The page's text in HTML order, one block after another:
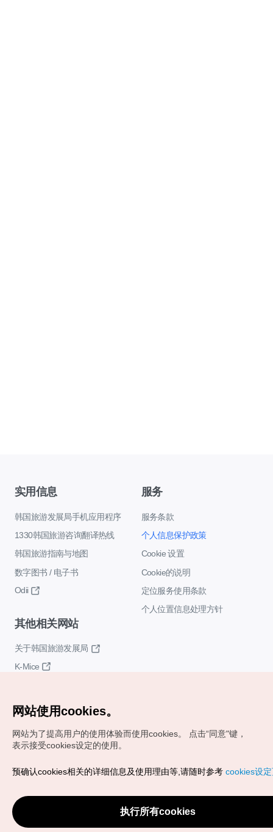
实用信息
韩国旅游发展局手机应用程序
1330韩国旅游咨询翻译热线
韩国旅游指南与地图
数字图书 / 电子书
Odii
服务
服务条款
个人信息保护政策
Cookie 设置
Cookie的说明
定位服务使用条款
个人位置信息处理方针
其他相关网站
关于韩国旅游发展局
K-Mice
Copyrights (c) 韩国旅游发展局版权所有
VISITKOREA官方邮箱
chnsim@knto.or.kr
网站使用cookies。
网站为了提高用户的使用体验而使用cookies。
点击“同意"键，
表示接受cookies设定的使用。
预确认cookies相关的详细信息及使用理由等,请随时参考 cookies设
执行所有cookies